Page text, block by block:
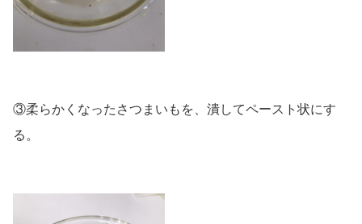
③柔らかくなったさつまいもを、潰してペースト状にす
る。